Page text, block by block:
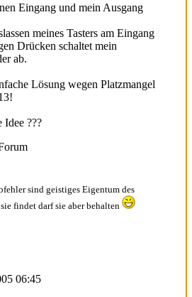
Eingang und mein Ausgang
meines Tasters am Eingang
Drücken schaltet mein
ab.
Lösung wegen Platzmangel
Idee ???
sind geistiges Eigentum des
sie findet darf sie aber behalten
06:45